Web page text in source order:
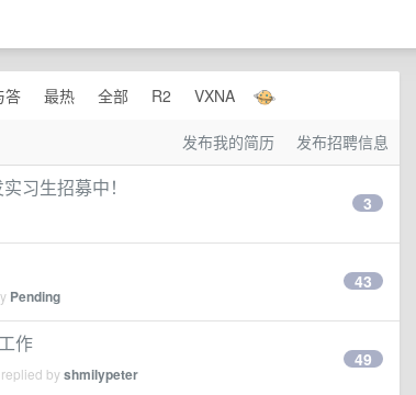
答 最热 全部 R2 VXNA
发布我的简历 发布招聘信息
习生招募中！
3
Pending
43
作
byshmilypeter
49